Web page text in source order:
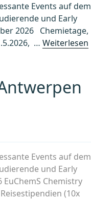
Events auf dem
und Early
2026 Chemietage,
… Weiterlesen
Events auf dem
und Early
Chemistry
(10x